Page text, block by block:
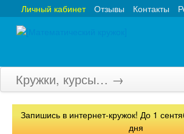
Контакты
Отзывы
Личный кабинет
Кружки, курсы… →
Главная
Запишись в интернет-кружок! До 1
дня